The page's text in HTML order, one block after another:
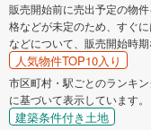
販売開始前に売出予定の物
格などが未定のため、すぐ
などについて、販売開始時期
人気物件TOP10入り
市区町村・駅ごとのランキ
に基づいて表示しています。
建築条件付き土地